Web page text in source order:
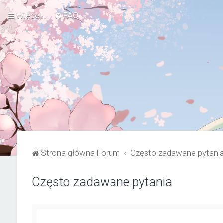
Więcej… FAQ
Strona główna Forum Często zadawane
Często zadawane pytania